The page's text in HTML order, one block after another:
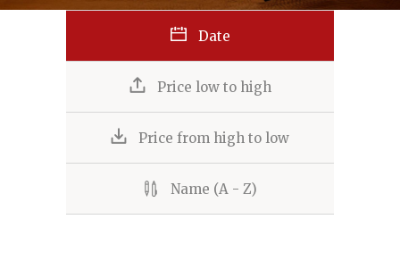
Date
Price low to high
Price from high to low
Name (A - Z)